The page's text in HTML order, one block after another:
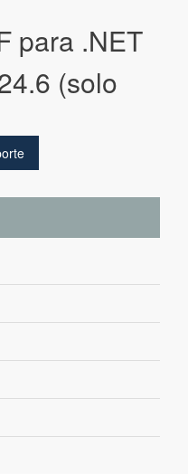
para .NET
(solo